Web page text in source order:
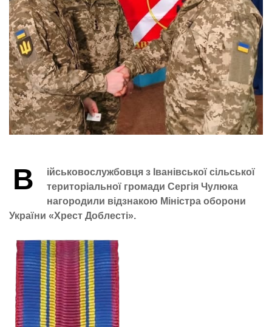
В
ійськовослужбовця з Іванівської сільської
територіальної громади Сергія Чулюка
нагородили відзнакою Міністра оборони
України «Хрест Доблесті».